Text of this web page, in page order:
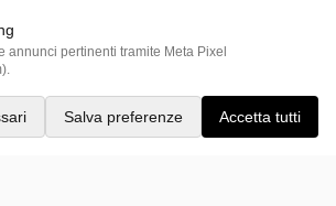
che
€
Il divano Cèze è la scelta perfetta
1.787,00 € 1.608,30 €
annunci pertinenti tramite Meta Pixel
Salva preferenze Accetta tutti